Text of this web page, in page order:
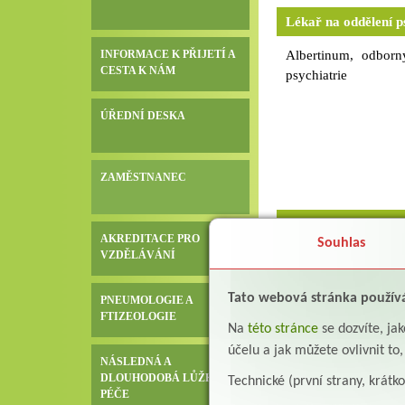
INFORMACE K PŘIJETÍ A
CESTA K NÁM
ÚŘEDNÍ DESKA
ZAMĚSTNANEC
AKREDITACE PRO
VZDĚLÁVÁNÍ
PNEUMOLOGIE A
FTIZEOLOGIE
NÁSLEDNÁ A
DLOUHODOBÁ LŮŽKOVÁ
PÉČE
kvalitní kuchyně v
bezkonkurenční
našem zařízení-
465 677 941, 723
Lékař na oddělení
Albertinum,
psychiatrie
pneumologa se
způsobilost k
způsobilost v
způsobilost-
Souhlas
Tato webová stránka
Na této stránce se dozvíte,
účelu a jak můžete ovlivnit
Technické (první strany,